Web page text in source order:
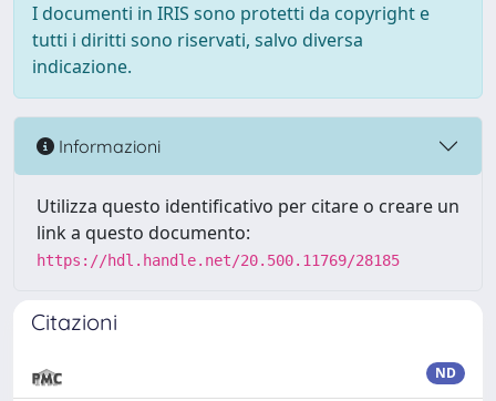
I documenti in IRIS sono protetti da copyright e
tutti i diritti sono riservati, salvo diversa
indicazione.
Informazioni
Utilizza questo identificativo per citare o creare un
link a questo documento:
https://hdl.handle.net/20.500.11769/28185
Citazioni
ND